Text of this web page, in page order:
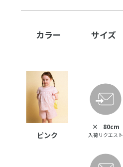
カラー サイズ
ピンク
× 80cm
入荷リクエスト